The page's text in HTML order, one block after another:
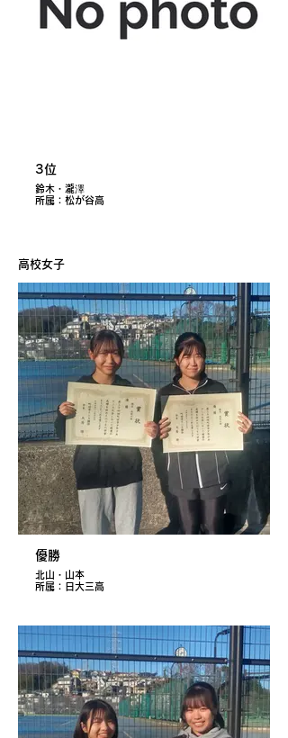
3位
鈴木・瀧澤
所属：松が谷高
高校女子
優勝
北山・山本
所属：日大三高